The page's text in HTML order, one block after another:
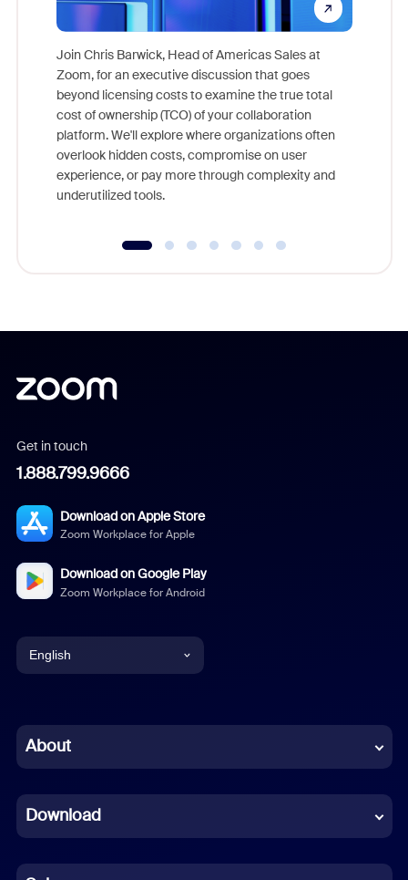
Join Chris Barwick, Head of Americas Sales at
Zoom, for an executive discussion that goes
beyond licensing costs to examine the true total
cost of ownership (TCO) of your collaboration
platform. We'll explore where organizations often
overlook hidden costs, compromise on user
experience, or pay more through complexity and
underutilized tools.
Get in touch
1.888.799.9666
Download on Apple Store
Zoom Workplace for Apple
Download on Google Play
Zoom Workplace for Android
English
Chinese (Simplified)
French
German
About
Download